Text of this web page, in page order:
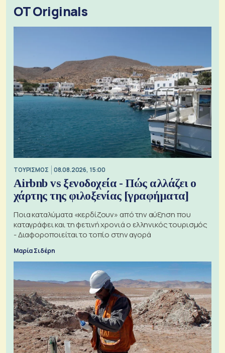
OT Originals
ΤΟΥΡΙΣΜΟΣ 08.08.2026, 15:00
Airbnb vs ξενοδοχεία - Πώς αλλάζει ο
χάρτης της φιλοξενίας [γραφήματα]
Ποια καταλύματα «κερδίζουν» από την αύξηση που
καταγράφει και τη φετινή χρονιά ο ελληνικός τουρισμός
- Διαφοροποιείται το τοπίο στην αγορά
Μαρία Σιδέρη